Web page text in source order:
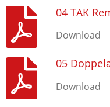
04 TAK
Download
05
Download